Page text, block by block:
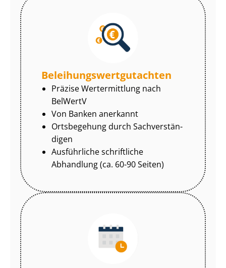
Be­lei­hungs­wert­gut­ach­ten
Präzise Wertermittlung nach
BelWertV
Von Banken anerkannt
Ortsbegehung durch Sach­ver­stän­
di­gen
Ausführliche schriftliche
Abhandlung (ca. 60-90 Seiten)